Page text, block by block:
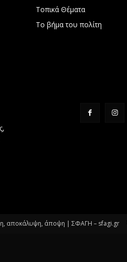
Τοπικά Θέματα
Το βήμα του πολίτη
αποκάλυψη, άποψη | ΣΦΑΓΗ – sfagi.gr